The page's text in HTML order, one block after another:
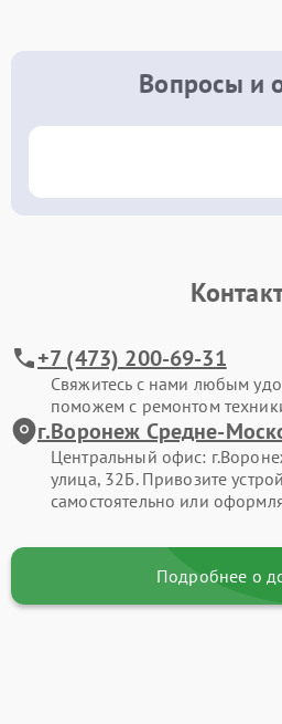
Вопросы и
+7 (473) 200-69-31
Свяжитесь с нами любым
поможем с ремонтом
г.Воронеж Средне-
Центральный офис:
улица, 32Б. Привозите
самостоятельно или
Подробнее о